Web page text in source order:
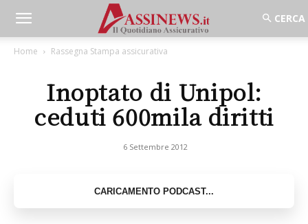
Home Rassegna Stampa assicurativa
Inoptato di Unipol:
ceduti 600mila diritti
6 Settembre 2012